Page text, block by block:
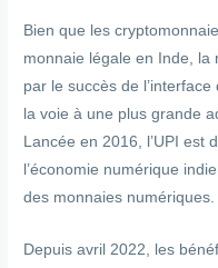
Bien que les
monnaie légale en Inde, la
par le succès de
la voie à une plus grande
Lancée en 2016, l’UPI est
l’économie numérique
des monnaies numériques.
Depuis avril 2022, les